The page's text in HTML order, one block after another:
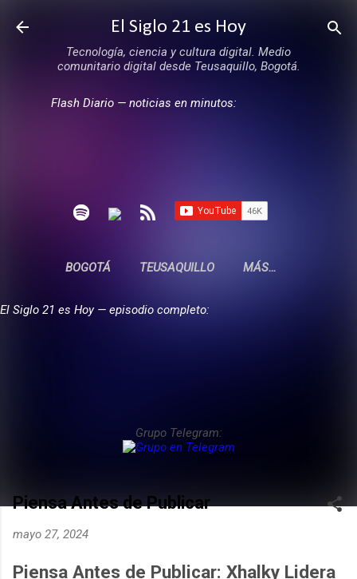
Ir al contenido principal
El Siglo 21 es Hoy
Tecnología, ciencia y cultura digital. Medio
comunitario digital desde Teusaquillo, Bogotá.
Flash Diario — noticias en minutos:
BOGOTÁ TEUSAQUILLO MÁS…
El Siglo 21 es Hoy — episodio completo:
Grupo Telegram:
Piensa Antes de Publicar
mayo 27, 2024
Piensa Antes de Publicar: Xhalky Lidera